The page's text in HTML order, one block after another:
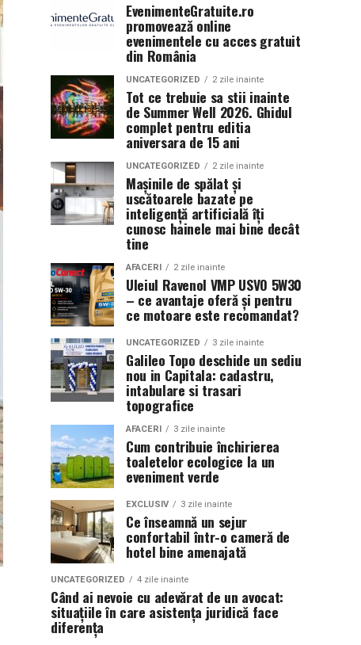
EvenimenteGratuite.ro
promovează online
evenimentele cu acces gratuit
din România
UNCATEGORIZED 2 zile inainte
Tot ce trebuie sa stii inainte
de Summer Well 2026. Ghidul
complet pentru editia
aniversara de 15 ani
UNCATEGORIZED 2 zile inainte
Mașinile de spălat și
uscătoarele bazate pe
inteligență artificială îți
cunosc hainele mai bine decât
tine
AFACERI 2 zile inainte
Uleiul Ravenol VMP USVO 5W30
– ce avantaje oferă și pentru
ce motoare este recomandat?
UNCATEGORIZED 3 zile inainte
Galileo Topo deschide un sediu
nou in Capitala: cadastru,
intabulare si trasari
topografice
AFACERI 3 zile inainte
Cum contribuie închirierea
toaletelor ecologice la un
eveniment verde
EXCLUSIV 3 zile inainte
Ce înseamnă un sejur
confortabil într-o cameră de
hotel bine amenajată
UNCATEGORIZED 4 zile inainte
Când ai nevoie cu adevărat de un avocat:
situațiile în care asistența juridică face
diferența